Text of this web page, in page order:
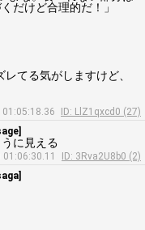
だけど合理的だ！」
てる気がしますけど、
ID: LlZ1qxcd0 (27)
に見える
ID: 3Rva2U8b0 (2)